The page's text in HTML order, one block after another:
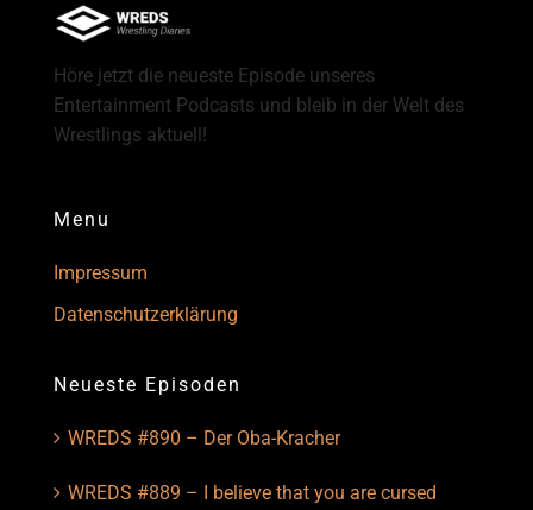
Höre jetzt die neueste Episode unseres
Entertainment Podcasts und bleib in der Welt des
Wrestlings aktuell!
Menu
Impressum
Datenschutzerklärung
Neueste Episoden
WREDS #890 – Der Oba-Kracher
WREDS #889 – I believe that you are cursed